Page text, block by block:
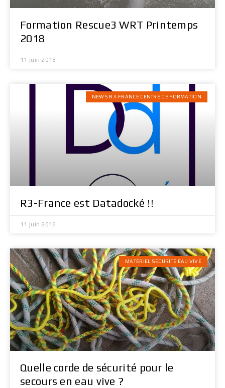
Formation Rescue3 WRT Printemps
2018
11 juin 2018
NEWS R3-FRANCE CENTRE DE FORMATION
R3-France est Datadocké !!
11 juin 2018
MATÉRIEL SÉCURITÉ EAU VIVE
Quelle corde de sécurité pour le
secours en eau vive ?